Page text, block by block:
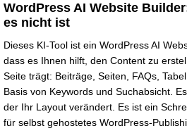
WordPress AI Website
es nicht ist
Dieses KI-Tool ist ein WordPress AI
dass es Ihnen hilft, den Content zu
Seite trägt: Beiträge, Seiten, FAQs,
Basis von Keywords und Suchabsicht.
der Ihr Layout verändert. Es ist ein
für selbst gehostetes WordPress-